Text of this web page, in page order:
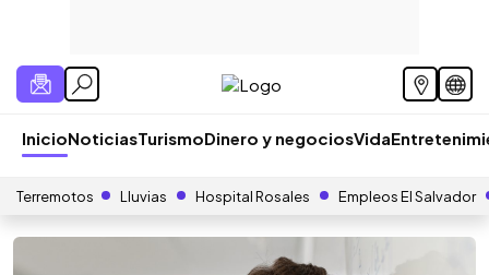
InicioNoticiasTurismoDinero y negociosVida
Terremotos Lluvias Hospital Rosales Empleos El Salvador